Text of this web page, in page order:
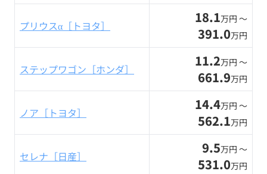
プリウスα［トヨタ］ 18.1万円 〜
391.0万円
ステップワゴン［ホンダ］ 11.2万円 〜
661.9万円
ノア［トヨタ］ 14.4万円 〜
562.1万円
セレナ［日産］ 9.5万円 〜
531.0万円